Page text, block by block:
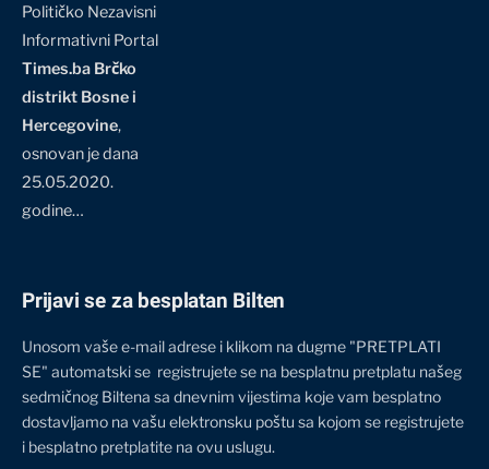
Političko Nezavisni
Informativni Portal
Times.ba Brčko
distrikt Bosne i
Hercegovine,
osnovan je dana
25.05.2020.
godine…
Prijavi se za besplatan Bilten
Unosom vaše e-mail adrese i klikom na dugme "PRETPLATI
SE" automatski se registrujete se na besplatnu pretplatu našeg
sedmičnog Biltena sa dnevnim vijestima koje vam besplatno
dostavljamo na vašu elektronsku poštu sa kojom se registrujete
i besplatno pretplatite na ovu uslugu.